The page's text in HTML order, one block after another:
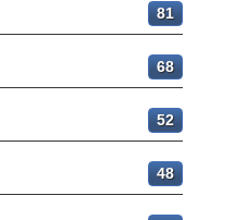
81
68
52
48